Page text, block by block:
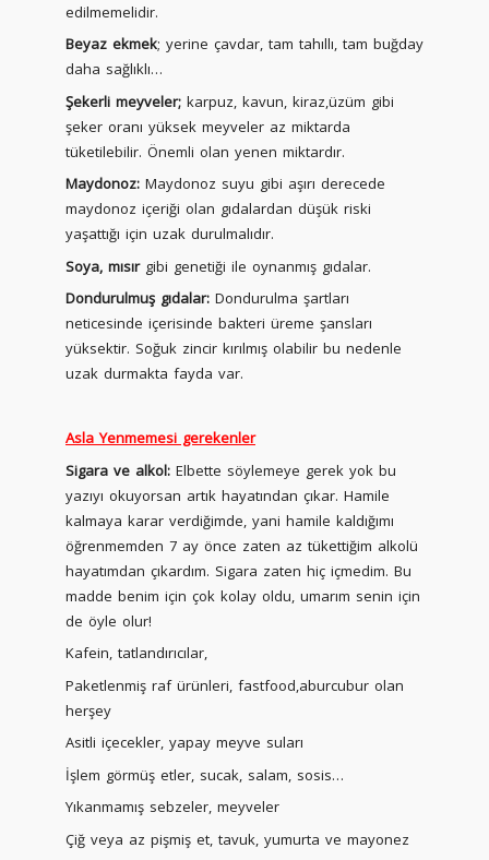
edilmemelidir.
Beyaz ekmek; yerine çavdar, tam tahıllı, tam buğday
daha sağlıklı…
Şekerli meyveler; karpuz, kavun, kiraz,üzüm gibi
şeker oranı yüksek meyveler az miktarda
tüketilebilir. Önemli olan yenen miktardır.
Maydonoz: Maydonoz suyu gibi aşırı derecede
maydonoz içeriği olan gıdalardan düşük riski
yaşattığı için uzak durulmalıdır.
Soya, mısırgibi genetiği ile oynanmış gıdalar.
Dondurulmuş gıdalar: Dondurulma şartları
neticesinde içerisinde bakteri üreme şansları
yüksektir. Soğuk zincir kırılmış olabilir bu nedenle
uzak durmakta fayda var.
Asla Yenmemesi gerekenler
Sigara ve alkol: Elbette söylemeye gerek yok bu
yazıyı okuyorsan artık hayatından çıkar. Hamile
kalmaya karar verdiğimde, yani hamile kaldığımı
öğrenmemden 7 ay önce zaten az tükettiğim alkolü
hayatımdan çıkardım. Sigara zaten hiç içmedim. Bu
madde benim için çok kolay oldu, umarım senin için
de öyle olur!
Kafein, tatlandırıcılar,
Paketlenmiş raf ürünleri, fastfood,aburcubur olan
herşey
Asitli içecekler, yapay meyve suları
İşlem görmüş etler, sucak, salam, sosis…
Yıkanmamış sebzeler, meyveler
Çiğ veya az pişmiş et, tavuk, yumurta ve mayonez